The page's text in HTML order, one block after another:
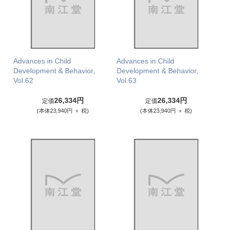
Advances in Child
Development & Behavior,
Vol.62
定価26,334円
(本体23,940円 ＋ 税)
Advances in Child
Development & Behavior,
Vol.63
定価26,334円
(本体23,940円 ＋ 税)